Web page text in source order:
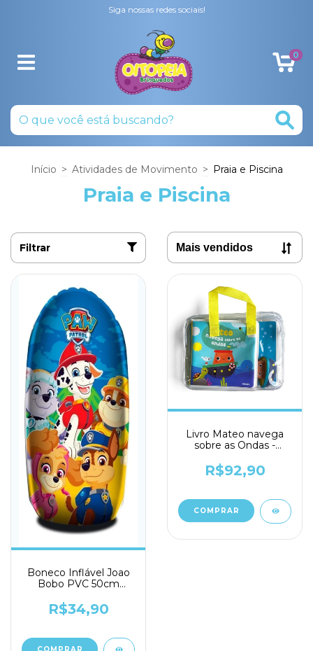
Siga nossas redes sociais!
0
Início > Atividades de Movimento > Praia e Piscina
Praia e Piscina
Filtrar
Boneco Inflável Joao
Bobo PVC 50cm
Etitoys
R$34,90
Livro Mateo navega
sobre as Ondas -
R$92,90